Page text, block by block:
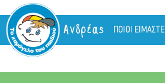
Ανδρέας ΠΟΙΟΙ ΕΙΜΑΣΤΕ